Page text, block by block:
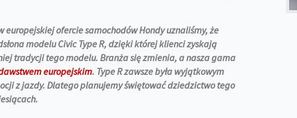
ofercie samochodów Hondy uznaliśmy, że
modelu Civic Type R, dzięki której klienci zyskają
tradycji tego modelu. Branża się zmienia, a nasza gama
europejskim. Type R zawsze była wyjątkowym
z jazdy. Dlatego planujemy świętować dziedzictwo tego